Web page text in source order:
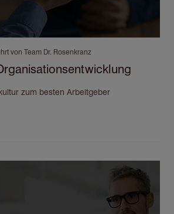
von Team Dr. Rosenkranz
zum besten Arbeitgeber